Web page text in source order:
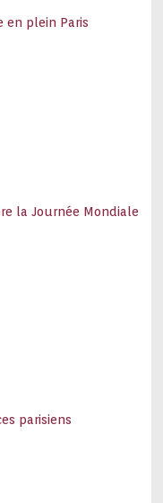
en plein Paris
la Journée Mondiale
parisiens